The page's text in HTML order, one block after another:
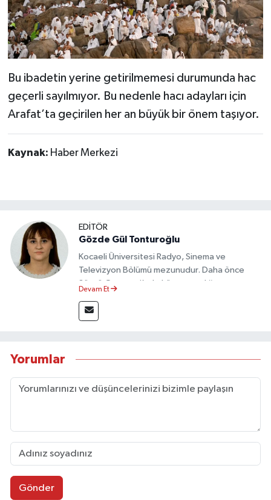
Bu ibadetin yerine getirilmemesi durumunda hac
geçerli sayılmıyor. Bu nedenle hacı adayları için
Arafat’ta geçirilen her an büyük bir önem taşıyor.
Kaynak: Haber Merkezi
EDİTÖR
Gözde Gül Tonturoğlu
Kocaeli Üniversitesi Radyo, Sinema ve
Televizyon Bölümü mezunudur. Daha önce
Sözcü Gazetesi’nde köşe yazarlığı yapmış ve
Devam Et
Yorumlar
Gönder